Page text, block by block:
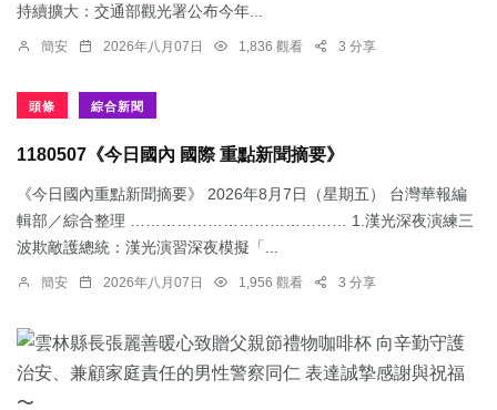
持續擴大：交通部觀光署公布今年...
簡安 2026年八月07日 1,836 觀看 3 分享
頭條 綜合新聞
1180507《今日國內 國際 重點新聞摘要》
《今日國內重點新聞摘要》 2026年8月7日（星期五） 台灣華報編
輯部／綜合整理 …………………………………… 1.漢光深夜演練三
波欺敵護總統：​漢光演習深夜模擬「...
簡安 2026年八月07日 1,956 觀看 3 分享